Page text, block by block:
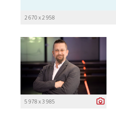
2 670 x 2 958
5 978 x 3 985